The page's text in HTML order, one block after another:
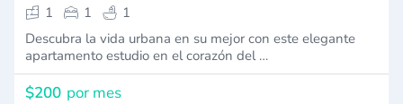
1
1
1
Descubra la vida urbana en su mejor con este elegante
apartamento estudio en el corazón del …
$200 por mes